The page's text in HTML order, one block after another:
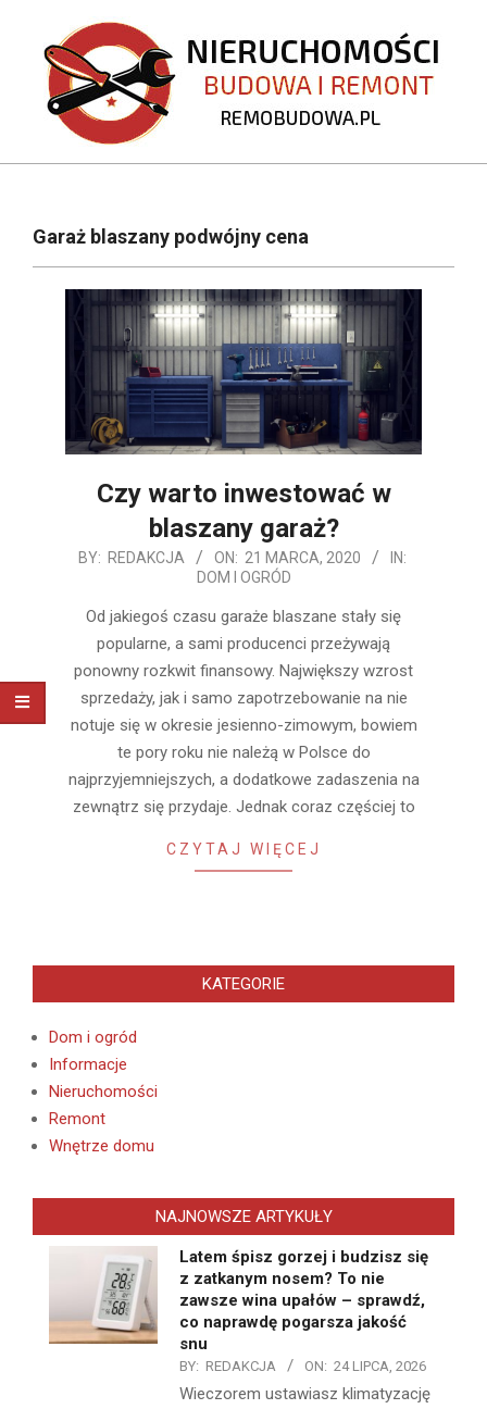
content
REMOBUDOWA.PL
NavigationGaraż blaszany podwójny cena
Czy warto inwestować w
blaszany garaż?
2020-
BY: REDAKCJA ON: 21 MARCA, 2020
IN:
DOM I OGRÓD
Od jakiegoś czasu garaże blaszane stały się
popularne, a sami producenci przeżywają
ponowny rozkwit finansowy. Największy wzrost
sprzedaży, jak i samo zapotrzebowanie na nie
notuje się w okresie jesienno-zimowym, bowiem
te pory roku nie należą w Polsce do
najprzyjemniejszych, a dodatkowe zadaszenia na
zewnątrz się przydaje. Jednak coraz częściej to
CZYTAJ WIĘCEJ
KATEGORIE
Dom i ogród
Informacje
Nieruchomości
Remont
Wnętrze domu
NAJNOWSZE ARTYKUŁY
Latem śpisz gorzej i budzisz się
z zatkanym nosem? To nie
zawsze wina upałów – sprawdź,
co naprawdę pogarsza jakość
snu
BY: REDAKCJA ON: 24 LIPCA, 2026
Wieczorem ustawiasz klimatyzację